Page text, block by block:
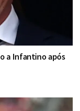
a Infantino após